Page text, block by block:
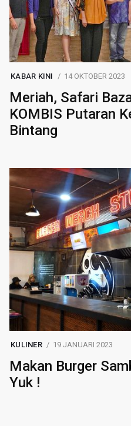
KABAR KINI 14 OKTOBER 2023
Meriah, Safari
KOMBIS Putaran
Bintang
KULINER 19 JANUARI 2023
Makan Burger
Yuk !